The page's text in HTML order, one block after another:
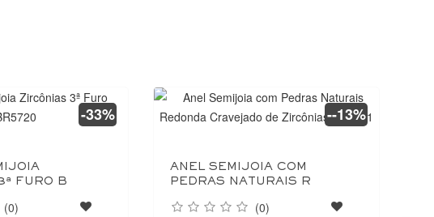
FURO B
(0)
-33%
ANEL SEMIJOIA COM
PEDRAS NATURAIS R
(0)
--13%